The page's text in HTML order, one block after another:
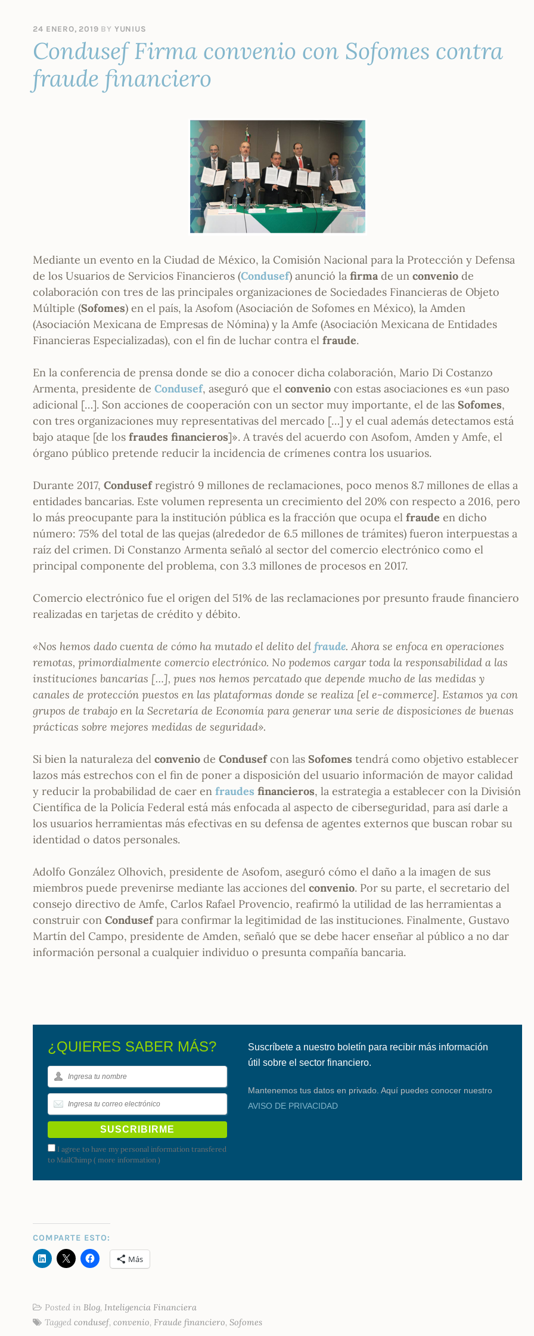
24 ENERO, 2019 BY YUNIUS
Condusef Firma convenio con Sofomes contra
fraude financiero
Mediante un evento en la Ciudad de México, la Comisión Nacional para la Protección y Defensa
de los Usuarios de Servicios Financieros (Condusef) anunció lafirmade unconveniode
colaboración con tres de las principales organizaciones de Sociedades Financieras de Objeto
Múltiple (Sofomes) en el país, la Asofom (Asociación de Sofomes en México), la Amden
(Asociación Mexicana de Empresas de Nómina) y la Amfe (Asociación Mexicana de Entidades
Financieras Especializadas), con el fin de luchar contra elfraude.
En la conferencia de prensa donde se dio a conocer dicha colaboración, Mario Di Costanzo
Armenta, presidente deCondusef, aseguró que elconveniocon estas asociaciones es «un paso
adicional […]. Son acciones de cooperación con un sector muy importante, el de lasSofomes,
con tres organizaciones muy representativas del mercado […] y el cual además detectamos está
bajo ataque [de losfraudes financieros]». A través del acuerdo con Asofom, Amden y Amfe, el
órgano público pretende reducir la incidencia de crímenes contra los usuarios.
Durante 2017,Condusefregistró 9 millones de reclamaciones, poco menos 8.7 millones de ellas a
entidades bancarias. Este volumen representa un crecimiento del 20% con respecto a 2016, pero
lo más preocupante para la institución pública es la fracción que ocupa elfraudeen dicho
número: 75% del total de las quejas (alrededor de 6.5 millones de trámites) fueron interpuestas a
raíz del crimen. Di Constanzo Armenta señaló al sector del comercio electrónico como el
principal componente del problema, con 3.3 millones de procesos en 2017.
Comercio electrónico fue el origen del 51% de las reclamaciones por presunto fraude financiero
realizadas en tarjetas de crédito y débito.
«Nos hemos dado cuenta de cómo ha mutado el delito delfraude. Ahora se enfoca en operaciones
remotas, primordialmente comercio electrónico. No podemos cargar toda la responsabilidad a las
instituciones bancarias […], pues nos hemos percatado que depende mucho de las medidas y
canales de protección puestos en las plataformas donde se realiza [el e-commerce]. Estamos ya con
grupos de trabajo en la Secretaría de Economía para generar una serie de disposiciones de buenas
prácticas sobre mejores medidas de seguridad».
Si bien la naturaleza delconveniodeCondusefcon lasSofomestendrá como objetivo establecer
lazos más estrechos con el fin de poner a disposición del usuario información de mayor calidad
y reducir la probabilidad de caer enfraudes financieros, la estrategia a establecer con la División
Científica de la Policía Federal está más enfocada al aspecto de ciberseguridad, para así darle a
los usuarios herramientas más efectivas en su defensa de agentes externos que buscan robar su
identidad o datos personales.
Adolfo González Olhovich, presidente de Asofom, aseguró cómo el daño a la imagen de sus
miembros puede prevenirse mediante las acciones delconvenio. Por su parte, el secretario del
consejo directivo de Amfe, Carlos Rafael Provencio, reafirmó la utilidad de las herramientas a
construir conCondusefpara confirmar la legitimidad de las instituciones. Finalmente, Gustavo
Martín del Campo, presidente de Amden, señaló que se debe hacer enseñar al público a no dar
información personal a cualquier individuo o presunta compañía bancaria.
¿QUIERES SABER MÁS?
I agree to have my personal information transfered
to MailChimp ( more information)
Suscríbete a nuestro boletín para recibir más información
útil sobre el sector financiero.
Mantenemos tus datos en privado. Aquí puedes conocer nuestro
AVISO DE PRIVACIDAD
COMPARTE ESTO:
Más
Posted in Blog, Inteligencia Financiera
Taggedcondusef,convenio, Fraude financiero,Sofomes